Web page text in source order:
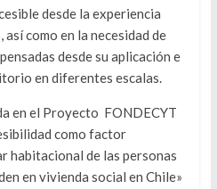
desde la experiencia
como en la necesidad de
desde su aplicación e
en diferentes escalas.
en el Proyecto FONDECYT
como factor
habitacional de las personas
en vivienda social en Chile»